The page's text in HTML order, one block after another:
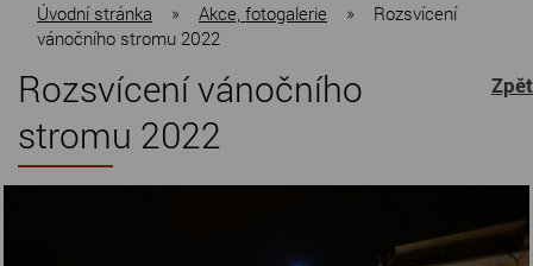
Úvodní stránka » Akce, fotogalerie »
Rozsvícení
vánočního stromu 2022
Rozsvícení vánočního
stromu 2022
Zpět